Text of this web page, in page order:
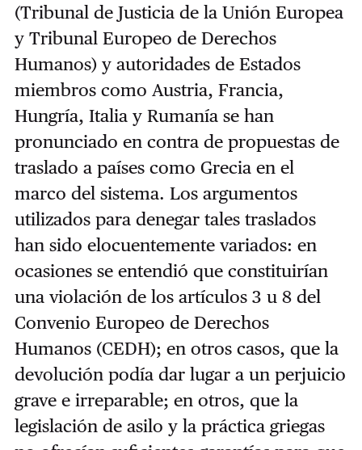
(Tribunal de Justicia de la Unión Europea
y Tribunal Europeo de Derechos
Humanos) y autoridades de Estados
miembros como Austria, Francia,
Hungría, Italia y Rumanía se han
pronunciado en contra de propuestas de
traslado a países como Grecia en el
marco del sistema. Los argumentos
utilizados para denegar tales traslados
han sido elocuentemente variados: en
ocasiones se entendió que constituirían
una violación de los artículos 3 u 8 del
Convenio Europeo de Derechos
Humanos (CEDH); en otros casos, que la
devolución podía dar lugar a un perjuicio
grave e irreparable; en otros, que la
legislación de asilo y la práctica griegas